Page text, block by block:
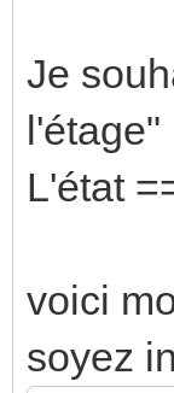
Je
l'étage"
L'état
voici
soyez